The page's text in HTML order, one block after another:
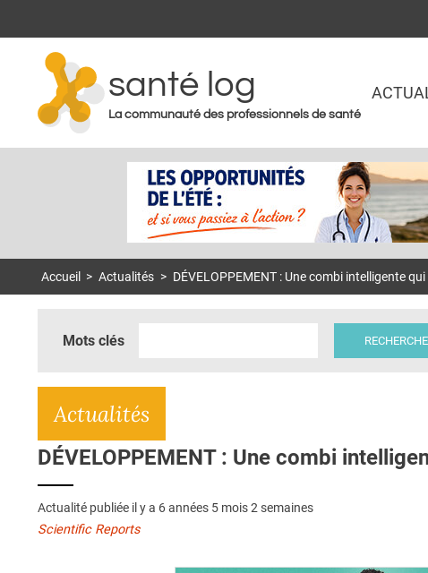
santé log
La communauté des professionnels de santé
Accueil > Actualités > DÉVELOPPEMENT : Une combi intelligente
Mots clés
Actualités
DÉVELOPPEMENT : Une combi
Actualité publiée il y a 6 années 5 mois 2 semaines
Scientific Reports